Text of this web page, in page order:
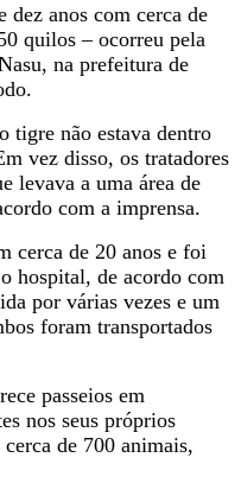
dez anos com cerca de
quilos – ocorreu pela
na prefeitura de
tigre não estava dentro
vez disso, os tratadores
levava a uma área de
com a imprensa.
cerca de 20 anos e foi
hospital, de acordo com
por várias vezes e um
foram transportados
passeios em
nos seus próprios
de 700 animais,